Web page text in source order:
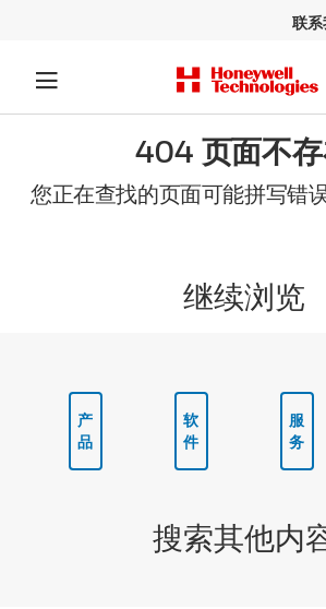
联
404 页面不
您正在查找的页面可能拼写错
继续浏览
产
品
软
件
服
务
搜索其他内